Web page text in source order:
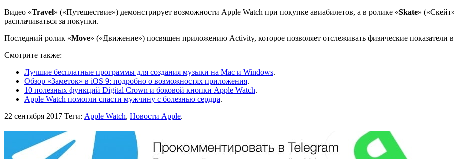
Видео «Travel» («Путешествие») демонстрирует возможности Apple Watch при покупке авиабилетов, а в ролике «Skate»
расплачиваться за покупки.
Последний ролик «Move» («Движение») посвящен приложению Activity, которое позволяет отслеживать физические показатели
Смотрите также:
Лучшие бесплатные программы для создания музыки на Mac и Windows.
Обзор «Заметок» в iOS 9: подробно о возможностях приложения.
10 полезных функций Digital Crown и боковой кнопки Apple Watch.
Apple Watch помогли спасти мужчину с болезнью сердца.
22 сентября 2017 Теги: Apple Watch, Новости Apple.